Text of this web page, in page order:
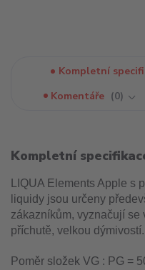
Kompletní
Komentáře
0
Kompletní
LIQUA Elements Apple s
liquidy jsou určeny
zákazníkům, vyznačují se
příchutě, velkou dýmivostí.
Poměr složek VG : PG =